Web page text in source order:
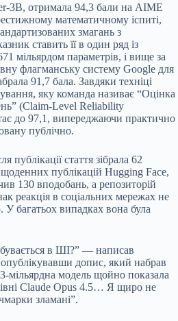
3B, отримала 94,3 бали на AIME
математичному іспиті,
змагань з
ставить її в один ряд із
мільярдом параметрів, і вище за
флагманську систему Google для
91,7 бала. Завдяки техніці
яку команда називає “Оцінка
(Claim-Level Reliability
до 97,1, випереджаючи практично
публічно.
публікації стаття зібрала 62
щоденних публікацій Hugging Face,
130 вподобань, а репозиторій
реакція в соціальних мережах не
У багатьох випадках вона була
в ШІ?” — написав
допис, який набрав
мільярдна модель щойно показала
Claude Opus 4.5… Я щиро не
зламані”.